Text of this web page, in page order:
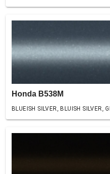
Honda B538M
BLUEISH SILVER, BLUISH SILVER,